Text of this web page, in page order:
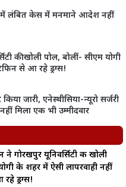
में लंबित केस में मनमाने आदेश नहीं
की खोली पोल, बोलीं- सीएम योगी
से आ रहे ड्रग्स!
जारी, एनेस्थीसिया-न्यूरो सर्जरी
मिला एक भी उम्मीदवार
गोरखपुर यूनिवर्सिटी की खोली
के शहर में ऐसी लापरवाही नहीं
ड्रग्स!